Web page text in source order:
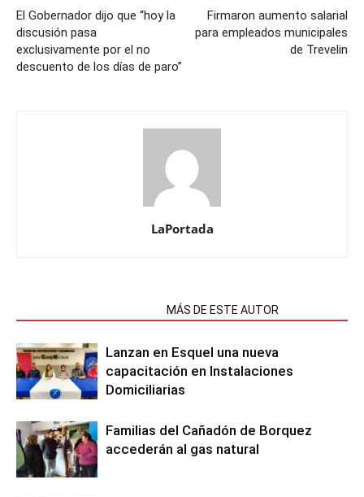
El Gobernador dijo que “hoy la
discusión pasa
exclusivamente por el no
descuento de los días de paro”
Firmaron aumento salarial
para empleados municipales
de Trevelin
LaPortada
MÁS DE ESTE AUTOR
Lanzan en Esquel una nueva
capacitación en Instalaciones
Domiciliarias
Familias del Cañadón de Borquez
accederán al gas natural